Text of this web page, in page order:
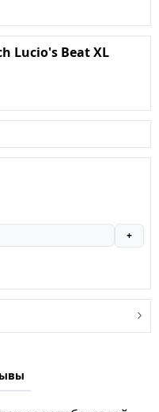
Lucio's Beat XL
+